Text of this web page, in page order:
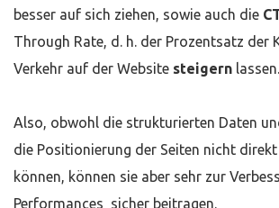
besser auf sich ziehen, sowie auch die
Through Rate, d. h. der Prozentsatz der
Verkehr auf der Website steigern lassen.
Also, obwohl die strukturierten Daten
die Positionierung der Seiten nicht direkt
können, können sie aber sehr zur
Performances sicher beitragen.